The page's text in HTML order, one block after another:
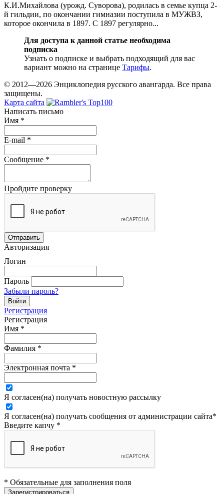
К.И.Михайлова (урожд. Суворова), родилась в семье купца 2-
й гильдии, по окончании гимназии поступила в МУЖВЗ,
которое окончила в 1897. С 1897 регулярно...
Для доступа к данной статье необходима
подписка
Узнать о подписке и выбрать подходящий для вас
вариант можно на странице Тарифы.
© 2012—2026 Энциклопедия русского авангарда. Все права
защищены.
Карта сайта
Написать письмо
Имя *
E-mail *
Сообщение *
Пройдите проверку
Авторизация
Логин
Пароль
Забыли пароль?
Регистрация
Регистрация
Имя *
Фамилия *
Электронная почта *
Я согласен(на) получать новостную рассылку
Я согласен(на) получать сообщения от администрации сайта*
Введите капчу *
* Обязательные для заполнения поля